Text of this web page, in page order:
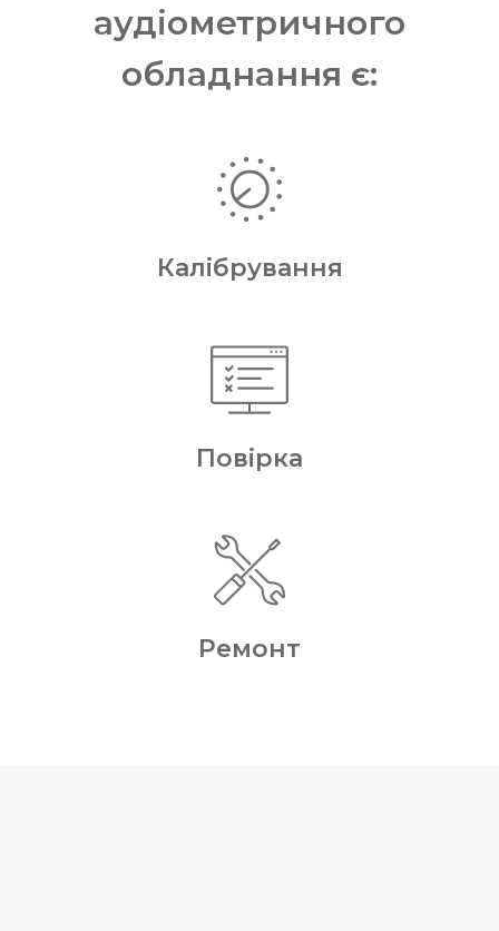
аудіометричного
обладнання є:
Калібрування
Повірка
Ремонт